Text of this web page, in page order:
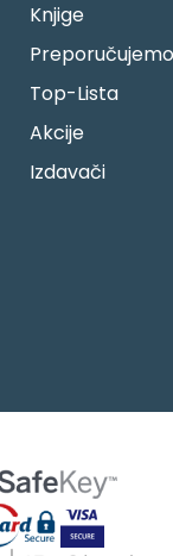
Knjige
Preporučujemo
Top-Lista
Akcije
Izdavači